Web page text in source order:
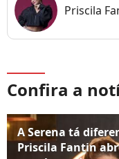
Priscila
Confira a
A Serena tá
Priscila Fantin